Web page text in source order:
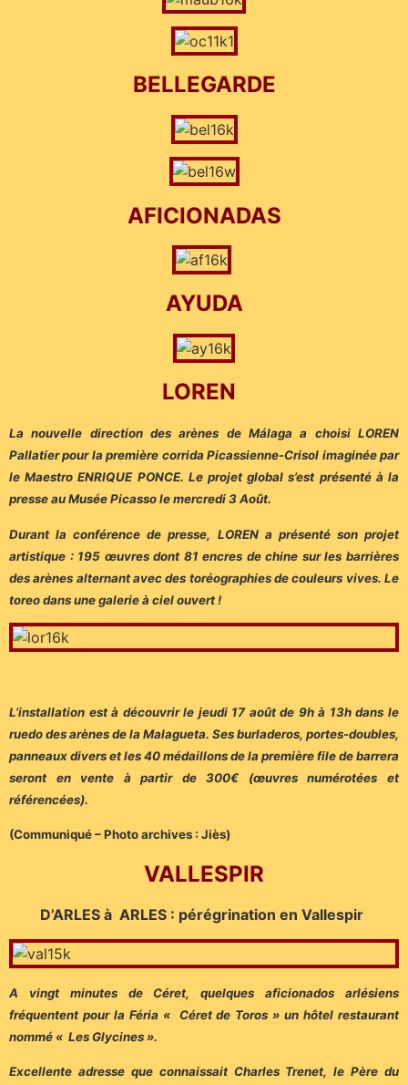
BELLEGARDE
AFICIONADAS
AYUDA
LOREN
La nouvelle direction des arènes de Málaga a choisi LOREN
Pallatier pour la première corrida Picassienne-Crisol imaginée par
le Maestro ENRIQUE PONCE. Le projet global s’est présenté à la
presse au Musée Picasso le mercredi 3 Août.
Durant la conférence de presse, LOREN a présenté son projet
artistique : 195 œuvres dont 81 encres de chine sur les barrières
des arènes alternant avec des toréographies de couleurs vives. Le
toreo dans une galerie à ciel ouvert !
L’installation est à découvrir le jeudi 17 août de 9h à 13h dans le
ruedo des arènes de la Malagueta. Ses burladeros, portes-doubles,
panneaux divers et les 40 médaillons de la première file de barrera
seront en vente à partir de 300€ (œuvres numérotées et
référencées).
(Communiqué – Photo archives : Jiès)
VALLESPIR
D’ARLES à ARLES : pérégrination en Vallespir
A vingt minutes de Céret, quelques aficionados arlésiens
fréquentent pour la Féria « Céret de Toros » un hôtel restaurant
nommé « Les Glycines ».
Excellente adresse que connaissait Charles Trenet, le Père du